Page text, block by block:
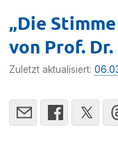
„Die
von Prof.
Zuletzt aktualisiert: